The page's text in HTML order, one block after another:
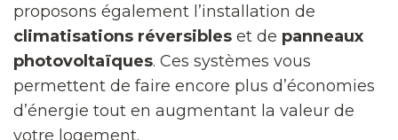
proposons également l’installation de
climatisations réversibles et de panneaux
photovoltaïques. Ces systèmes vous
permettent de faire encore plus d’économies
d’énergie tout en augmentant la valeur de
votre logement.